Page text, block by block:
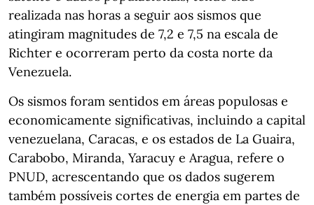
realizada nas horas a seguir aos sismos que
atingiram magnitudes de 7,2 e 7,5 na escala de
Richter e ocorreram perto da costa norte da
Venezuela.
Os sismos foram sentidos em áreas populosas e
economicamente significativas, incluindo a capital
venezuelana, Caracas, e os estados de La Guaira,
Carabobo, Miranda, Yaracuy e Aragua, refere o
PNUD, acrescentando que os dados sugerem
também possíveis cortes de energia em partes de